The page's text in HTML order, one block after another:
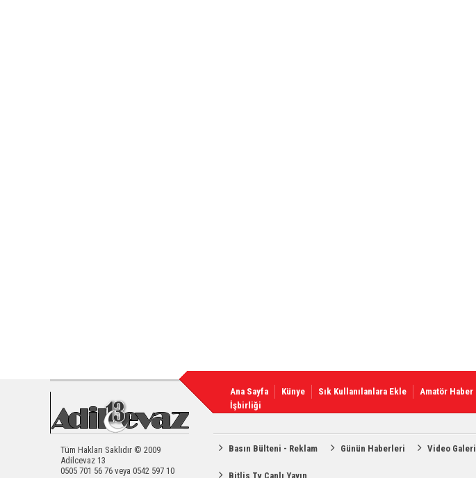
Ana Sayfa Künye Sık Kullanılanlara Ekle Amatör Haber
İşbirliği
Tüm Hakları Saklıdır © 2009
Adilcevaz 13
0505 701 56 76 veya 0542 597 10
Basın Bülteni - Reklam Günün Haberleri Video Galeri
Bitlis Tv Canlı Yayın